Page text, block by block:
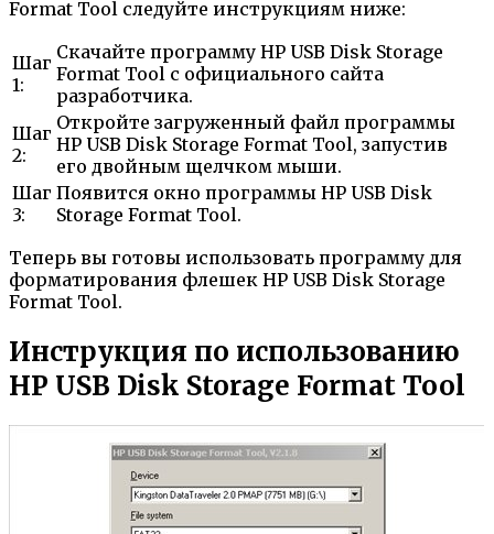
Format Tool следуйте инструкциям ниже:
Шаг
1:
Скачайте программу HP USB Disk Storage
Format Tool с официального сайта
разработчика.
Шаг
2:
Откройте загруженный файл программы
HP USB Disk Storage Format Tool, запустив
его двойным щелчком мыши.
Шаг
3:
Появится окно программы HP USB Disk
Storage Format Tool.
Теперь вы готовы использовать программу для
форматирования флешек HP USB Disk Storage
Format Tool.
Инструкция по использованию
HP USB Disk Storage Format Tool